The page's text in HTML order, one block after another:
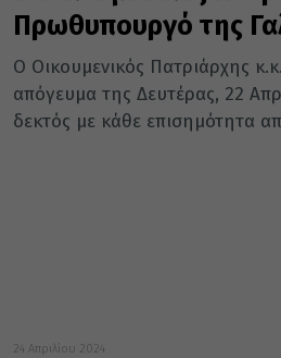
Πρωθυπουργό της
Ο Οικουμενικός Πατριάρχης
απόγευμα της Δευτέρας, 22
δεκτός με κάθε επισημότητα
24 Απριλίου 2024